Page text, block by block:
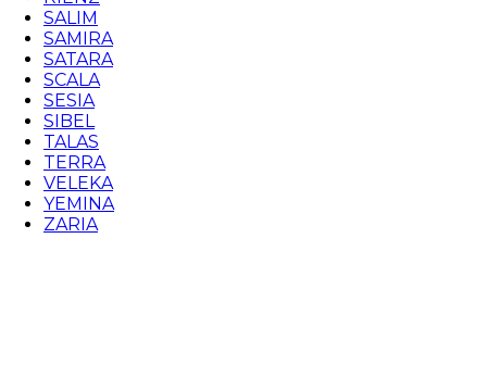
SALIM
SAMIRA
SATARA
SCALA
SESIA
SIBEL
TALAS
TERRA
VELEKA
YEMINA
ZARIA